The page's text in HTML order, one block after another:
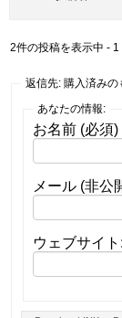
2件の投稿を表示中 -
返信先: 購入済み
あなたの情報:
お名前 (必須)
メール (非公
ウェブサイト: